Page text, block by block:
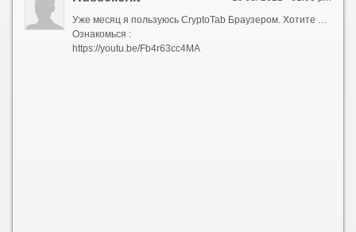
Уже месяц я пользуюсь CryptoTab Браузером. Хотите спросить, почему? Ответ прост - он не только отлично справляется со своими обязанностями, но и позволяет зарабатывать без всяких усилий! Узнайте больше, перейдя по ссылке - https://cryptotabbrowser.com/5703690
Ознакомься :
https://youtu.be/Fb4r63cc4MA